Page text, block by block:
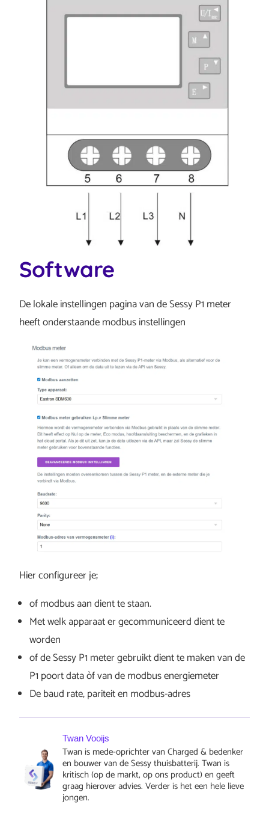
Software
De lokale instellingen pagina van de Sessy P1 meter
heeft onderstaande modbus instellingen
Hier configureer je;
of modbus aan dient te staan.
Met welk apparaat er gecommuniceerd dient te
worden
of de Sessy P1 meter gebruikt dient te maken van de
P1 poort data òf van de modbus energiemeter
De baud rate, pariteit en modbus-adres
Twan Vooijs
Twan is mede-oprichter van Charged & bedenker
en bouwer van de Sessy thuisbatterij. Twan is
kritisch (op de markt, op ons product) en geeft
graag hierover advies. Verder is het een hele lieve
jongen.